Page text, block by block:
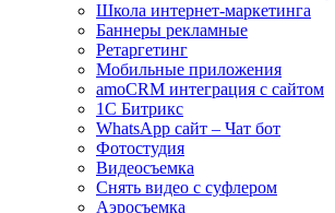
Школа интернет-маркетинга
Баннеры рекламные
Ретаргетинг
Мобильные приложения
amoCRM интеграция с сайтом
1С Битрикс
WhatsApp сайт – Чат бот
Фотостудия
Видеосъемка
Снять видео с суфлером
Аэросъемка